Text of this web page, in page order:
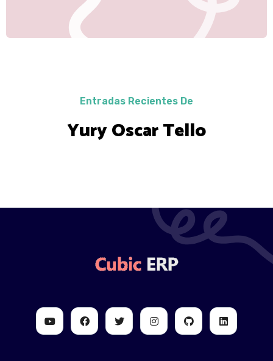
Entradas Recientes De
Yury Oscar Tello